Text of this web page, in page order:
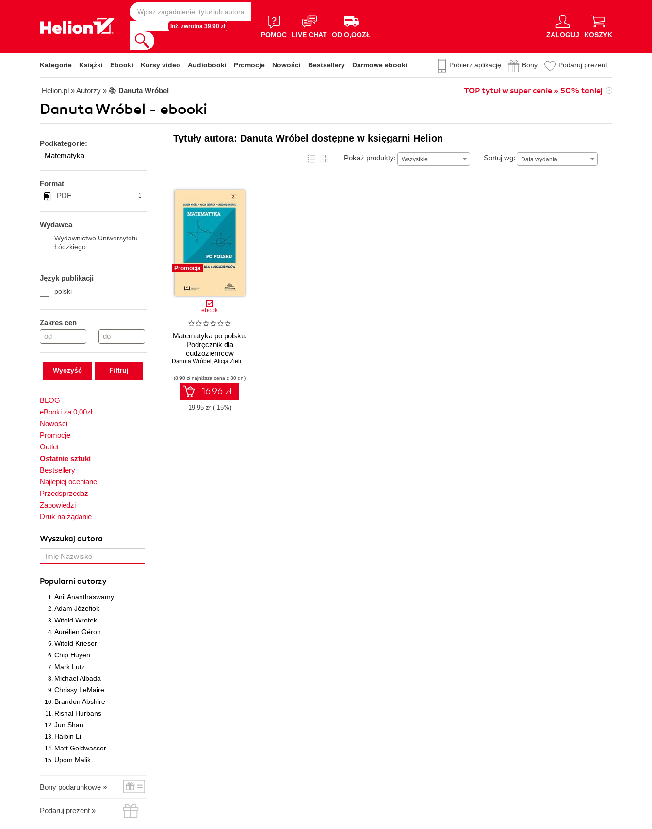
Inż. zwrotna 39,90 zł
POMOC LIVE CHAT OD O,OOZŁ ZALOGUJ KOSZYK
Kategorie Książki Ebooki Kursy video Audiobooki Promocje Nowości Bestsellery Darmowe ebooki Pobierz aplikację Bony Podaruj prezent
Helion.pl » Autorzy » 📚 Danuta Wróbel TOP tytuł w super cenie » 50% taniej
Danuta Wróbel - ebooki
Podkategorie:
Matematyka
Format
PDF
1
Wydawca
Wydawnictwo Uniwersytetu
Łódzkiego
Język publikacji
polski
Zakres cen
–
Wyczyść
BLOG
eBooki za 0,00zł
Nowości
Promocje
Outlet
Ostatnie sztuki
Bestsellery
Najlepiej oceniane
Przedsprzedaż
Zapowiedzi
Druk na żądanie
Wyszukaj autora
Popularni autorzy
Anil Ananthaswamy
Adam Józefiok
Witold Wrotek
Aurélien Géron
Witold Krieser
Chip Huyen
Mark Lutz
Michael Albada
Chrissy LeMaire
Brandon Abshire
Rishal Hurbans
Jun Shan
Haibin Li
Matt Goldwasser
Upom Malik
Bony podarunkowe »
Podaruj prezent »
Tytuły autora: Danuta Wróbel dostępne w księgarni Helion
Pokaż produkty: Wszystkie Sortuj wg: Data wydania
Data wydania
Promocja
ebook
Matematyka po polsku.
Podręcznik dla
cudzoziemców
Danuta Wróbel ,Alicja Zielińska
(8,90 zł najniższa cena z 30 dni)
16.96 zł
19.95 zł (-15%)